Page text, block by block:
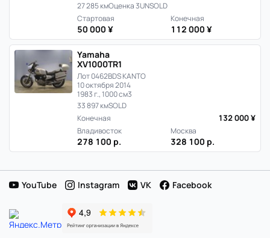
27 285 кмОценка 3UNSOLD
Стартовая
50 000 ¥
Конечная
112 000 ¥
Yamaha
XV1000TR1
Лот 0462BDS KANTO
10 октября 2014
1983 г., 1000 см3
33 897 кмSOLD
Конечная
132 000 ¥
Владивосток
278 100 р.
Москва
328 100 р.
YouTube Instagram VK Facebook